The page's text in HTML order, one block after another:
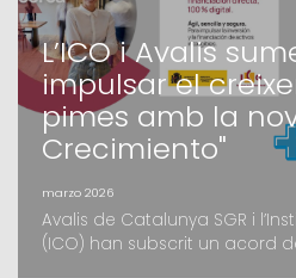
L’ICO i Avalis
impulsar el
pimes amb la
Crecimiento"
marzo 2026
Avalis de Catalunya SGR i
(ICO) han subscrit un acord